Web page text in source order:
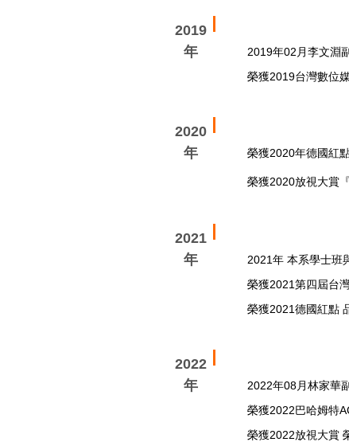
2019
年
2019年02月李文淵
榮獲2019台灣數位
2020
年
榮獲2020年德國紅
榮獲2020放視大賞
2021
年
2021年 本系學士班
榮獲2021第四屆台
榮獲2021德國紅點
2022
年
2022年08月林家華
榮獲2022巴哈姆特
榮獲2022放視大賞